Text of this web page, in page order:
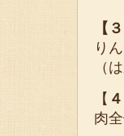
【３
り
（
【 ４
肉